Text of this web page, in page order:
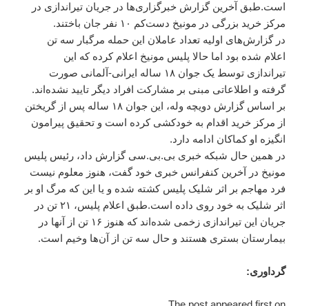
است.طبق آخرین گزارش خبرگزاری‌ها در جریان تیراندازی در
مرکز خرید بزرگی در مونیخ دست‌کم ۱۰ نفر جان باختند.
در گزارش‌های اولیه تعداد عاملان این حمله مرگبار سه تن
اعلام شده بود اما حالا پلیس مونیخ اعلام کرده که این
تیراندازی توسط یک جوان ۱۸ ساله ایرانی-آلمانی صورت
گرفته و اطلاعاتی مبنی بر مشارکت افراد دیگر تایید نشده‌اند.
بر اساس گزارش دویچه وله، این جوان ۱۸ ساله پس از گریختن
از مرکز خرید اقدام به خودکشی کرده است و تحقیق پیرامون
انگیزه او کماکان ادامه دارد.
در همین حال شبکه خبری بی.بی.سی گزارش داد، رئیس پلیس
مونیخ در آخرین کنفرانس خبری خود گفت، هنوز معلوم نیست
فرد مهاجم بر اثر شلیک پلیس کشته شده و یا این که مرگ او بر
اثر شلیک به خود روی داده است.طبق اعلام پلیس، ۲۱ تن در
جریان این تیراندازی زخمی شده‌اند که هنوز ۱۶ تن از آنها در
بیمارستان بستری هستند و حال سه تن از آن‌ها وخیم است.
گرداوری: